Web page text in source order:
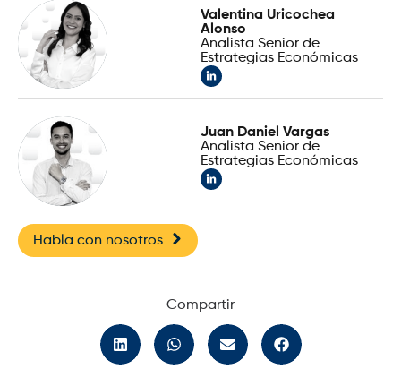
Valentina Uricochea
Alonso
Analista Senior de
Estrategias Económicas
Juan Daniel Vargas
Analista Senior de
Estrategias Económicas
Habla con nosotros
Compartir